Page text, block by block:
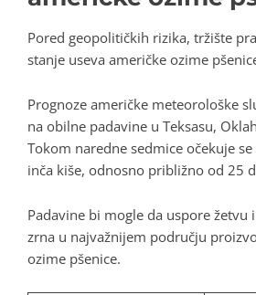
Pored geopolitičkih rizika, tržište
stanje useva američke ozime
Prognoze američke meteorološke
na obilne padavine u Teksasu,
Tokom naredne sedmice očekuje
inča kiše, odnosno približno od 25
Padavine bi mogle da uspore žetvu
zrna u najvažnijem području
ozime pšenice.